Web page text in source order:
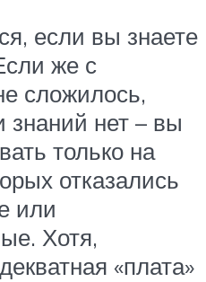
если вы знаете
же с
сложилось,
знаний нет – вы
только на
отказались
или
Хотя,
«плата»